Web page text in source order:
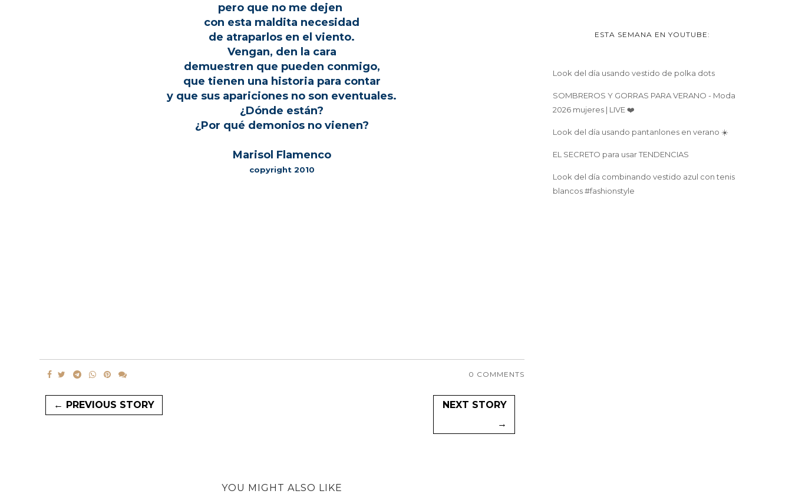
pero que no me dejen
con esta maldita necesidad
de atraparlos en el viento.
Vengan, den la cara
demuestren que pueden conmigo,
que tienen una historia para contar
y que sus apariciones no son eventuales.
¿Dónde están?
¿Por qué demonios no vienen?
Marisol Flamenco
copyright 2010
0 COMMENTS
← PREVIOUS STORY
NEXT STORY
→
YOU MIGHT ALSO LIKE
ESTA SEMANA EN YOUTUBE:
Look del día usando vestido de polka dots
SOMBREROS Y GORRAS PARA VERANO - Moda
2026 mujeres | LIVE ❤️
Look del día usando pantanlones en verano ☀️
EL SECRETO para usar TENDENCIAS
Look del día combinando vestido azul con tenis
blancos #fashionstyle